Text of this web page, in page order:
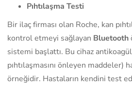
Pıhtılaşma Testi
Bir ilaç firması olan Roche, kan
kontrol etmeyi sağlayan Bluetooth
sistemi başlattı. Bu cihaz
pıhtılaşmasını önleyen maddeler)
örneğidir. Hastaların kendini test